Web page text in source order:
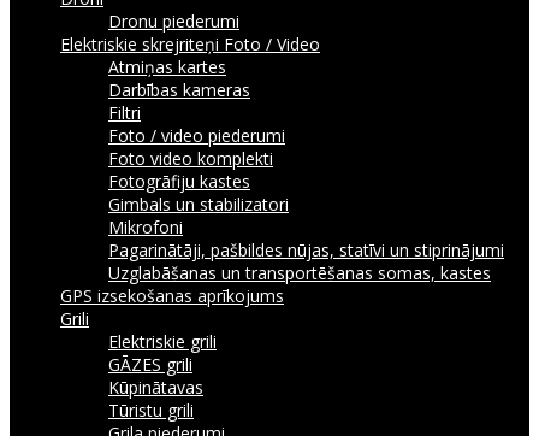
Dronu piederumi
Elektriskie skrejriteņi Foto / Video
Atmiņas kartes
Darbības kameras
Filtri
Foto / video piederumi
Foto video komplekti
Fotogrāfiju kastes
Gimbals un stabilizatori
Mikrofoni
Pagarinātāji, pašbildes nūjas, statīvi un stiprinājumi
Uzglabāšanas un transportēšanas somas, kastes
GPS izsekošanas aprīkojums
Grili
Elektriskie grili
GĀZES grili
Kūpinātavas
Tūristu grili